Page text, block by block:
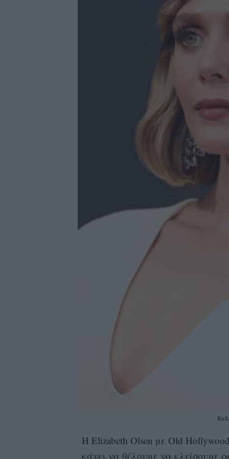
Η Elizabeth Olsen με Old
κάνει να θέλουμε να κλείσουμε